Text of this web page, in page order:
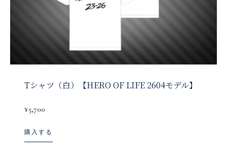
Tシャツ（白）【HERO OF LIFE 2604モデル】
¥5,700
購入する